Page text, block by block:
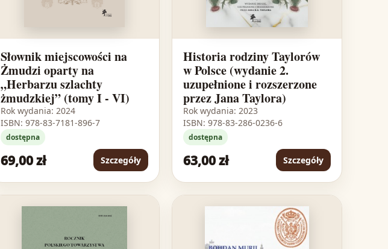
Słownik miejscowości na
Żmudzi oparty na
„Herbarzu szlachty
żmudzkiej” (tomy I - VI)
Rok wydania: 2024
ISBN: 978-83-7181-896-7
dostępna
69,00 zł Szczegóły
Historia rodziny Taylorów
w Polsce (wydanie 2.
uzupełnione i rozszerzone
przez Jana Taylora)
Rok wydania: 2023
ISBN: 978-83-286-0236-6
dostępna
63,00 zł Szczegóły